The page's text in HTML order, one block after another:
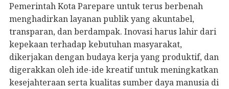
Pemerintah Kota Parepare untuk terus berbenah
menghadirkan layanan publik yang akuntabel,
transparan, dan berdampak. Inovasi harus lahir dari
kepekaan terhadap kebutuhan masyarakat,
dikerjakan dengan budaya kerja yang produktif, dan
digerakkan oleh ide-ide kreatif untuk meningkatkan
kesejahteraan serta kualitas sumber daya manusia di